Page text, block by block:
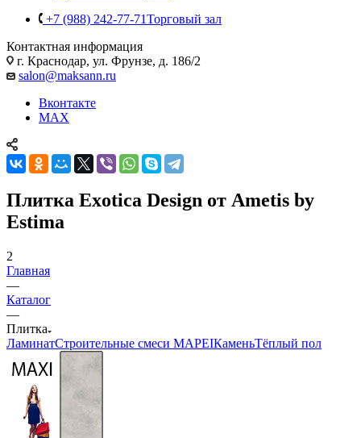
+7 (988) 242-77-71Торговый зал
Контактная информация
г. Краснодар, ул. Фрунзе, д. 186/2
salon@maksann.ru
Вконтакте
MAX
Плитка Exotica Design от Ametis by
Estima
2
Главная
—
Каталог
—
Плитка
ЛаминатСтроительные смеси MAPEIКаменьТёплый пол